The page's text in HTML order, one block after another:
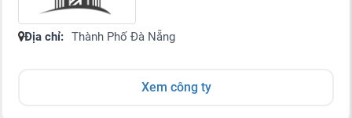
Địa chỉ: Thành Phố Đà Nẵng
Xem công ty